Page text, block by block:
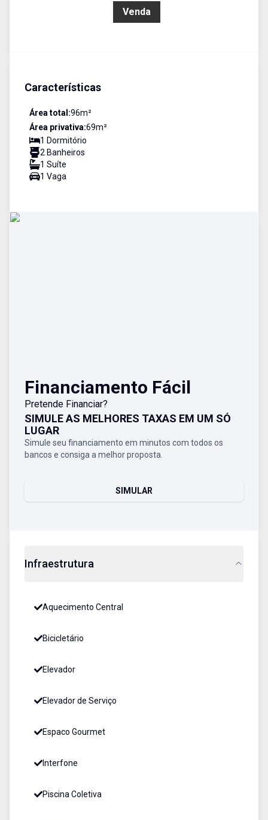
Venda
Características
Área total:96m²
Área privativa:69m²
1 Dormitório
2 Banheiros
1 Suíte
1 Vaga
Financiamento Fácil
Pretende Financiar?
SIMULE AS MELHORES TAXAS EM UM SÓ
LUGAR
Simule seu financiamento em minutos com todos os
bancos e consiga a melhor proposta.
SIMULAR
Infraestrutura
Aquecimento Central
Bicicletário
Elevador
Elevador de Serviço
Espaco Gourmet
Interfone
Piscina Coletiva